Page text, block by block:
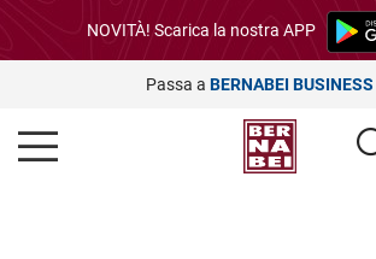
NOVITÀ! Scarica la nostra APP
Passa a BERNABEI BUSINESS